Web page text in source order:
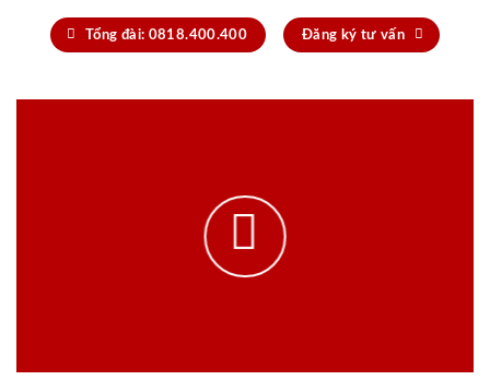
Tổng đài: 0818.400.400 Đăng ký tư vấn